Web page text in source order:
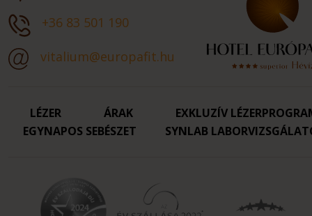
+36 83 501 190
vitalium@europafit.hu
LÉZER ÁRAK
EXKLUZÍV
EGYNAPOS SEBÉSZET
SYNLAB